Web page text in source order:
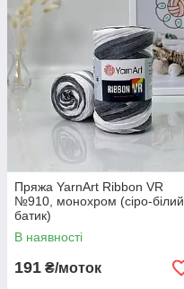
Пряжа YarnArt Ribbon VR
№910, монохром (сіро-білий
батик)
В наявності
191 ₴/моток